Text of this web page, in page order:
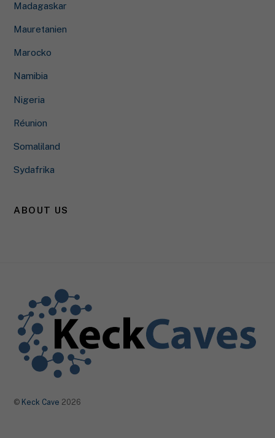
Madagaskar
Mauretanien
Marocko
Namibia
Nigeria
Réunion
Somaliland
Sydafrika
ABOUT US
© Keck Cave 2026